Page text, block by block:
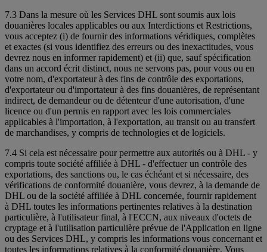
7.3 Dans la mesure où les Services DHL sont soumis aux lois
douanières locales applicables ou aux Interdictions et Restrictions,
vous acceptez (i) de fournir des informations véridiques, complètes
et exactes (si vous identifiez des erreurs ou des inexactitudes, vous
devrez nous en informer rapidement) et (ii) que, sauf spécification
dans un accord écrit distinct, nous ne servons pas, pour vous ou en
votre nom, d'exportateur à des fins de contrôle des exportations,
d'exportateur ou d'importateur à des fins douanières, de représentant
indirect, de demandeur ou de détenteur d'une autorisation, d'une
licence ou d'un permis en rapport avec les lois commerciales
applicables à l'importation, à l'exportation, au transit ou au transfert
de marchandises, y compris de technologies et de logiciels.
7.4 Si cela est nécessaire pour permettre aux autorités ou à DHL - y
compris toute société affiliée à DHL - d'effectuer un contrôle des
exportations, des sanctions ou, le cas échéant et si nécessaire, des
vérifications de conformité douanière, vous devrez, à la demande de
DHL ou de la société affiliée à DHL concernée, fournir rapidement
à DHL toutes les informations pertinentes relatives à la destination
particulière, à l'utilisateur final, à l'ECCN, aux niveaux d'octets de
cryptage et à l'utilisation particulière prévue de l'Application en ligne
ou des Services DHL, y compris les informations vous concernant et
toutes les informations relatives à la conformité douanière. Vous